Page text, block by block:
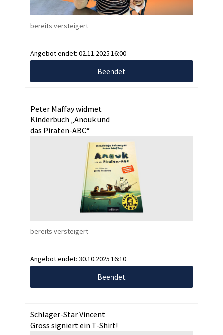
bereits versteigert
Angebot endet: 02.11.2025 16:00
Beendet
Peter Maffay widmet
Kinderbuch „Anouk und
das Piraten-ABC“
bereits versteigert
Angebot endet: 30.10.2025 16:10
Beendet
Schlager-Star Vincent
Gross signiert ein T-Shirt!